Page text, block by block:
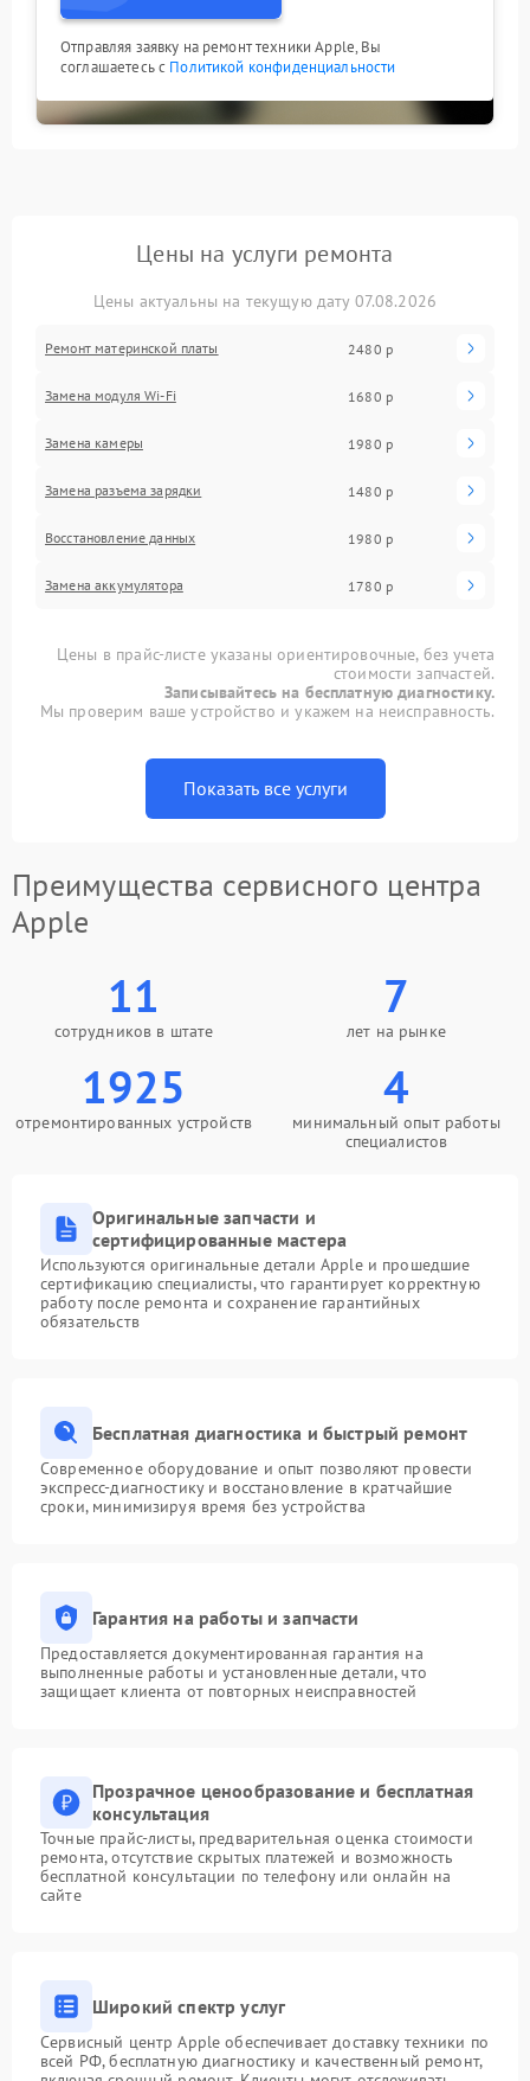
Отправляя заявку на ремонт техники Apple, Вы
соглашаетесь с Политикой конфиденциальности
Цены на услуги ремонта
Цены актуальны на текущую дату 07.08.2026
Ремонт материнской платы 2480 р
Замена модуля Wi-Fi 1680 р
Замена камеры 1980 р
Замена разъема зарядки 1480 р
Восстановление данных 1980 р
Замена аккумулятора 1780 р
Цены в прайс-листе указаны ориентировочные, без учета
стоимости запчастей.
Записывайтесь на бесплатную диагностику.
Мы проверим ваше устройство и укажем на неисправность.
Показать все услуги
Преимущества сервисного центра
Apple
11
сотрудников в штате
7
лет на рынке
1925
отремонтированных устройств
4
минимальный опыт работы
специалистов
Оригинальные запчасти и
сертифицированные мастера
Используются оригинальные детали Apple и прошедшие
сертификацию специалисты, что гарантирует корректную
работу после ремонта и сохранение гарантийных
обязательств
Бесплатная диагностика и быстрый ремонт
Современное оборудование и опыт позволяют провести
экспресс-диагностику и восстановление в кратчайшие
сроки, минимизируя время без устройства
Гарантия на работы и запчасти
Предоставляется документированная гарантия на
выполненные работы и установленные детали, что
защищает клиента от повторных неисправностей
Прозрачное ценообразование и бесплатная
консультация
Точные прайс-листы, предварительная оценка стоимости
ремонта, отсутствие скрытых платежей и возможность
бесплатной консультации по телефону или онлайн на
сайте
Широкий спектр услуг
Сервисный центр Apple обеспечивает доставку техники по
всей РФ, бесплатную диагностику и качественный ремонт,